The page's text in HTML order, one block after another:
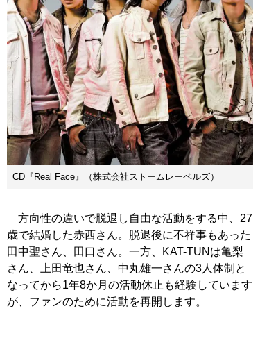
CD『Real Face』（株式会社ストームレーベルズ）
方向性の違いで脱退し自由な活動をする中、27
歳で結婚した赤西さん。脱退後に不祥事もあった
田中聖さん、田口さん。一方、KAT-TUNは亀梨
さん、上田竜也さん、中丸雄一さんの3人体制と
なってから1年8か月の活動休止も経験しています
が、ファンのために活動を再開します。